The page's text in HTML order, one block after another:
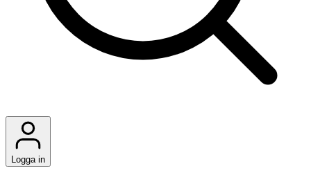
Logga in